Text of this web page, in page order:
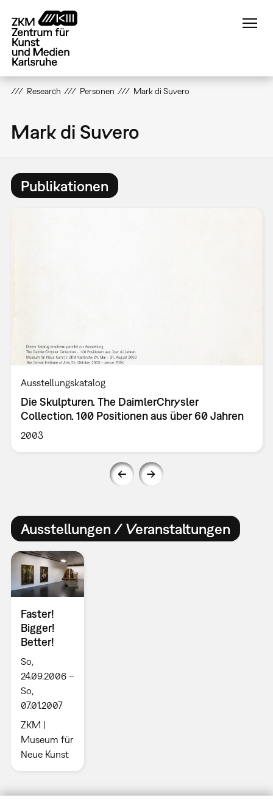
zum
Inhalt
Research Personen Mark di Suvero
Mark di Suvero
Publikationen
Ausstellungskatalog
Die Skulpturen. The DaimlerChrysler
Collection. 100 Positionen aus über 60 Jahren
2003
Ausstellungen / Veranstaltungen
Faster!
Bigger!
Better!
So,
24.09.2006 –
So,
07.01.2007
ZKM |
Museum für
Neue Kunst